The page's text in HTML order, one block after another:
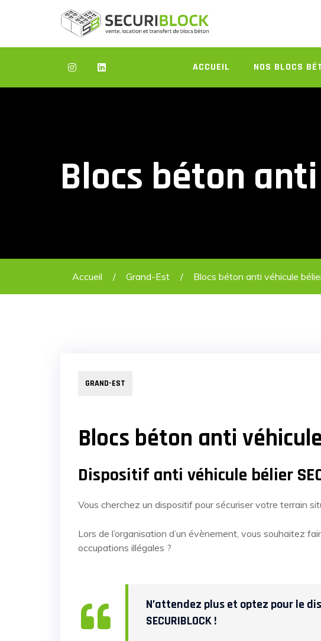
ACCUEIL NOS BLOCS
Blocs béton
Accueil Grand-Est Blocs béton anti véhicule
GRAND-EST
Blocs béton anti
Dispositif anti véhicule bélier
Vous cherchez un dispositif pour sécuriser votre terrain
Lors de l’organisation d’un évènement, vous souhaitez
occupations illégales ?
N’attendez plus et optez pour le
SECURIBLOCK !